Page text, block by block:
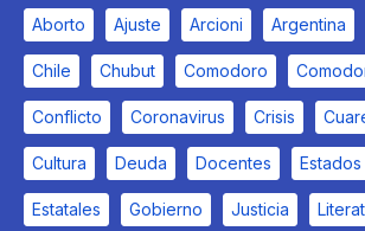
Aborto Ajuste Arcioni Argentina
Chile Chubut Comodoro
Conflicto Coronavirus Crisis
Cultura Deuda Docentes
Estatales Gobierno Justicia